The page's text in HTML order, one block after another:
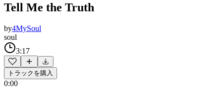
Tell Me the Truth
by4MySoul
soul
3:17
トラックを購入
0:00